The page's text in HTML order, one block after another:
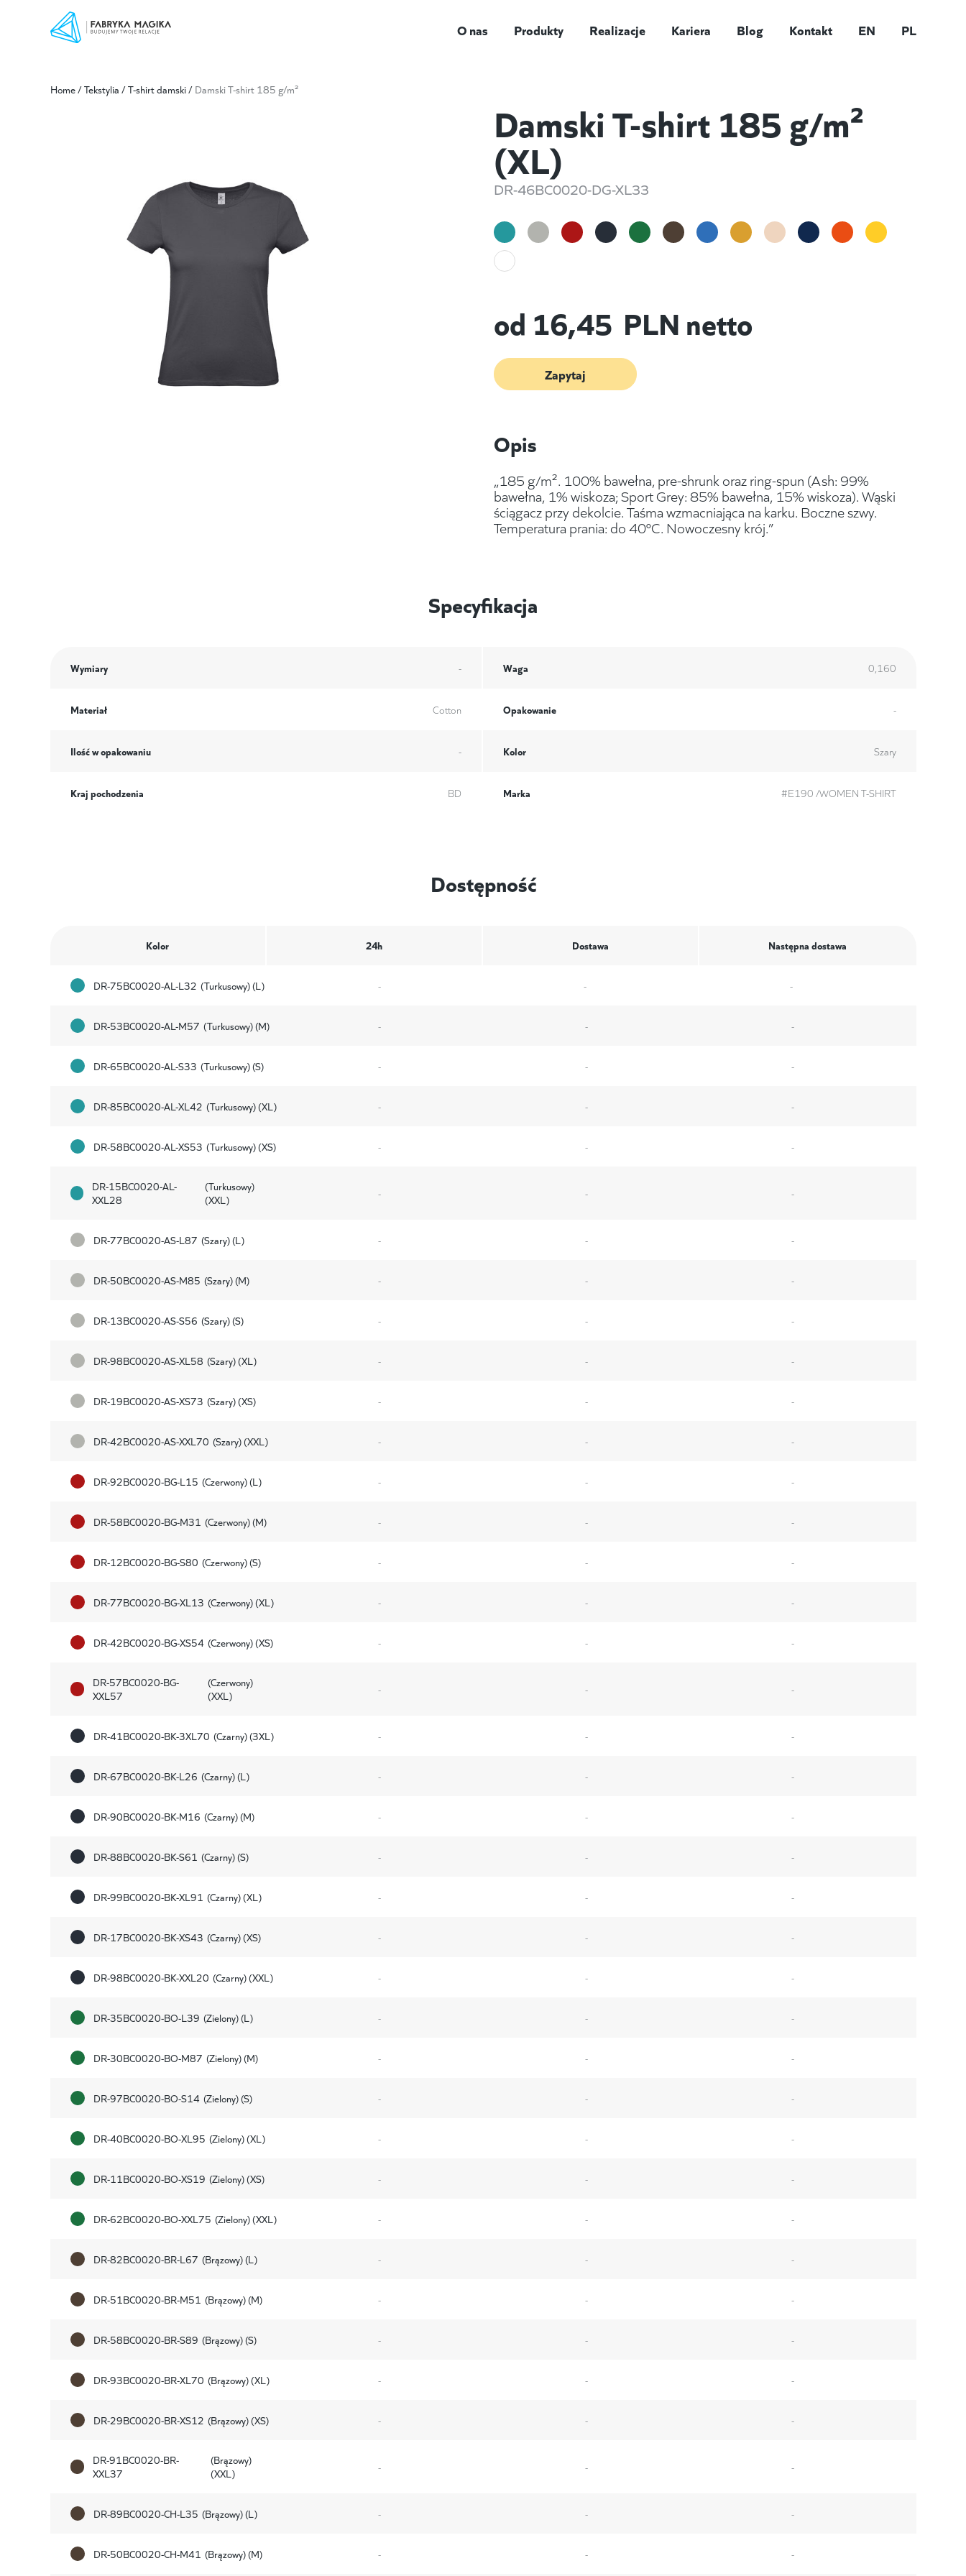
O nas Produkty Realizacje Kariera Blog Kontakt EN PL
Home/Tekstylia /T-shirt damski/ Damski T-shirt 185 g/m²
Damski T-shirt 185 g/m²
(XL)
DR-46BC0020-DG-XL33
od 16,45 PLN netto
Zapytaj
Opis
„185 g/m². 100% bawełna, pre-shrunk oraz ring-spun (Ash: 99%
bawełna, 1% wiskoza; Sport Grey: 85% bawełna, 15% wiskoza). Wąski
ściągacz przy dekolcie. Taśma wzmacniająca na karku. Boczne szwy.
Temperatura prania: do 40°C. Nowoczesny krój.”
Specyfikacja
Wymiary - Waga 0,160
Materiał Cotton Opakowanie -
Ilość w opakowaniu - Kolor Szary
Kraj pochodzenia BD Marka #E190 /WOMEN T-SHIRT
Dostępność
Kolor 24h Dostawa Następna dostawa
DR-75BC0020-AL-L32 (Turkusowy) (L) - - -
DR-53BC0020-AL-M57 (Turkusowy) (M) - - -
DR-65BC0020-AL-S33 (Turkusowy) (S) - - -
DR-85BC0020-AL-XL42 (Turkusowy) (XL) - - -
DR-58BC0020-AL-XS53 (Turkusowy) (XS) - - -
DR-15BC0020-AL-
XXL28
(Turkusowy)
(XXL)
- - -
DR-77BC0020-AS-L87 (Szary) (L) - - -
DR-50BC0020-AS-M85 (Szary) (M) - - -
DR-13BC0020-AS-S56 (Szary) (S) - - -
DR-98BC0020-AS-XL58 (Szary) (XL) - - -
DR-19BC0020-AS-XS73 (Szary) (XS) - - -
DR-42BC0020-AS-XXL70 (Szary) (XXL) - - -
DR-92BC0020-BG-L15 (Czerwony) (L) - - -
DR-58BC0020-BG-M31 (Czerwony) (M) - - -
DR-12BC0020-BG-S80 (Czerwony) (S) - - -
DR-77BC0020-BG-XL13 (Czerwony) (XL) - - -
DR-42BC0020-BG-XS54 (Czerwony) (XS) - - -
DR-57BC0020-BG-
XXL57
(Czerwony)
(XXL)
- - -
DR-41BC0020-BK-3XL70 (Czarny) (3XL) - - -
DR-67BC0020-BK-L26 (Czarny) (L) - - -
DR-90BC0020-BK-M16 (Czarny) (M) - - -
DR-88BC0020-BK-S61 (Czarny) (S) - - -
DR-99BC0020-BK-XL91 (Czarny) (XL) - - -
DR-17BC0020-BK-XS43 (Czarny) (XS) - - -
DR-98BC0020-BK-XXL20 (Czarny) (XXL) - - -
DR-35BC0020-BO-L39 (Zielony) (L) - - -
DR-30BC0020-BO-M87 (Zielony) (M) - - -
DR-97BC0020-BO-S14 (Zielony) (S) - - -
DR-40BC0020-BO-XL95 (Zielony) (XL) - - -
DR-11BC0020-BO-XS19 (Zielony) (XS) - - -
DR-62BC0020-BO-XXL75 (Zielony) (XXL) - - -
DR-82BC0020-BR-L67 (Brązowy) (L) - - -
DR-51BC0020-BR-M51 (Brązowy) (M) - - -
DR-58BC0020-BR-S89 (Brązowy) (S) - - -
DR-93BC0020-BR-XL70 (Brązowy) (XL) - - -
DR-29BC0020-BR-XS12 (Brązowy) (XS) - - -
DR-91BC0020-BR-
XXL37
(Brązowy)
(XXL)
- - -
DR-89BC0020-CH-L35 (Brązowy) (L) - - -
DR-50BC0020-CH-M41 (Brązowy) (M) - - -